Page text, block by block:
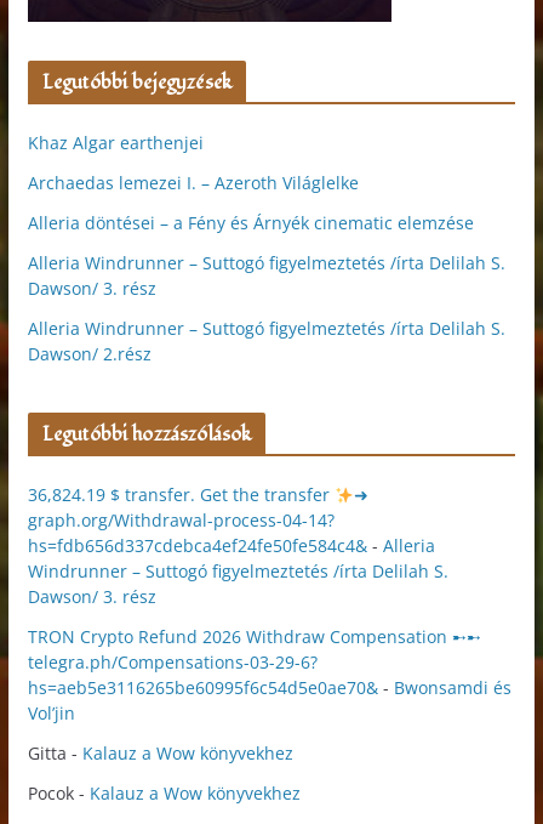
Legutóbbi bejegyzések
Khaz Algar earthenjei
Archaedas lemezei I. – Azeroth Világlelke
Alleria döntései – a Fény és Árnyék cinematic elemzése
Alleria Windrunner – Suttogó figyelmeztetés /írta Delilah S.
Dawson/ 3. rész
Alleria Windrunner – Suttogó figyelmeztetés /írta Delilah S.
Dawson/ 2.rész
Legutóbbi hozzászólások
36,824.19 $ transfer. Get the transfer
➜
graph.org/Withdrawal-process-04-14?
hs=fdb656d337cdebca4ef24fe50fe584c4&- Alleria
Windrunner – Suttogó figyelmeztetés /írta Delilah S.
Dawson/ 3. rész
TRON Crypto Refund 2026 Withdraw Compensation ➸➸
telegra.ph/Compensations-03-29-6?
hs=aeb5e3116265be60995f6c54d5e0ae70&- Bwonsamdi és
Vol’jin
Gitta - Kalauz a Wow könyvekhez
Pocok- Kalauz a Wow könyvekhez